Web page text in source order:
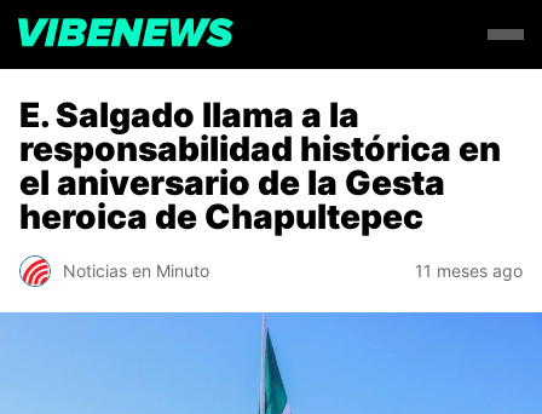
E. Salgado llama a la
responsabilidad histórica en
el aniversario de la Gesta
heroica de Chapultepec
Noticias en Minuto 11 meses ago